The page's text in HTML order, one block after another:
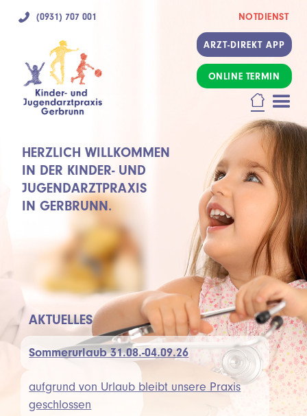
(0931) 707 001 NOTDIENST
ARZT-DIREKT APP
ONLINE TERMIN
HERZLICH WILLKOMMEN
IN DER KINDER- UND
JUGENDARZTPRAXIS
IN GERBRUNN.
AKTUELLES
Sommerurlaub 31.08.-04.09.26
aufgrund von Urlaub bleibt unsere Praxis
geschlossen